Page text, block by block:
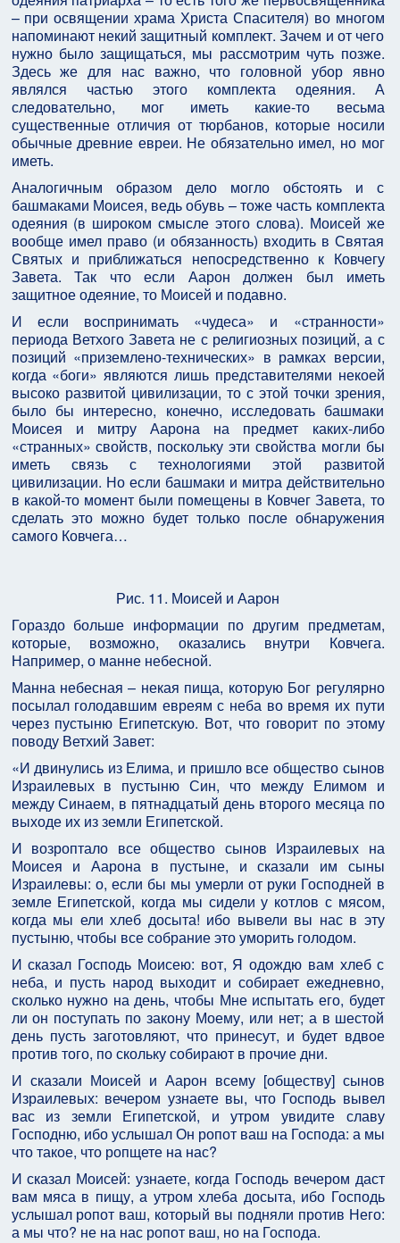
– при освящении храма Христа Спасителя) во многом
напоминают некий защитный комплект. Зачем и от чего
нужно было защищаться, мы рассмотрим чуть позже.
Здесь же для нас важно, что головной убор явно
являлся частью этого комплекта одеяния. А
следовательно, мог иметь какие-то весьма
существенные отличия от тюрбанов, которые носили
обычные древние евреи. Не обязательно имел, но мог
иметь.
Аналогичным образом дело могло обстоять и с
башмаками Моисея, ведь обувь – тоже часть комплекта
одеяния (в широком смысле этого слова). Моисей же
вообще имел право (и обязанность) входить в Святая
Святых и приближаться непосредственно к Ковчегу
Завета. Так что если Аарон должен был иметь
защитное одеяние, то Моисей и подавно.
И если воспринимать «чудеса» и «странности»
периода Ветхого Завета не с религиозных позиций, а с
позиций «приземлено-технических» в рамках версии,
когда «боги» являются лишь представителями некоей
высоко развитой цивилизации, то с этой точки зрения,
было бы интересно, конечно, исследовать башмаки
Моисея и митру Аарона на предмет каких-либо
«странных» свойств, поскольку эти свойства могли бы
иметь связь с технологиями этой развитой
цивилизации. Но если башмаки и митра действительно
в какой-то момент были помещены в Ковчег Завета, то
сделать это можно будет только после обнаружения
самого Ковчега…
Рис. 11. Моисей и Аарон
Гораздо больше информации по другим предметам,
которые, возможно, оказались внутри Ковчега.
Например, о манне небесной.
Манна небесная – некая пища, которую Бог регулярно
посылал голодавшим евреям с неба во время их пути
через пустыню Египетскую. Вот, что говорит по этому
поводу Ветхий Завет:
«И двинулись из Елима, и пришло все общество сынов
Израилевых в пустыню Син, что между Елимом и
между Синаем, в пятнадцатый день второго месяца по
выходе их из земли Египетской.
И возроптало все общество сынов Израилевых на
Моисея и Аарона в пустыне, и сказали им сыны
Израилевы: о, если бы мы умерли от руки Господней в
земле Египетской, когда мы сидели у котлов с мясом,
когда мы ели хлеб досыта! ибо вывели вы нас в эту
пустыню, чтобы все собрание это уморить голодом.
И сказал Господь Моисею: вот, Я одождю вам хлеб с
неба, и пусть народ выходит и собирает ежедневно,
сколько нужно на день, чтобы Мне испытать его, будет
ли он поступать по закону Моему, или нет; а в шестой
день пусть заготовляют, что принесут, и будет вдвое
против того, по скольку собирают в прочие дни.
И сказали Моисей и Аарон всему [обществу] сынов
Израилевых: вечером узнаете вы, что Господь вывел
вас из земли Египетской, и утром увидите славу
Господню, ибо услышал Он ропот ваш на Господа: а мы
что такое, что ропщете на нас?
И сказал Моисей: узнаете, когда Господь вечером даст
вам мяса в пищу, а утром хлеба досыта, ибо Господь
услышал ропот ваш, который вы подняли против Него:
а мы что? не на нас ропот ваш, но на Господа.